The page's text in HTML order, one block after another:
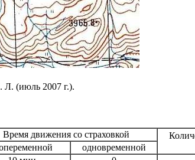
Л. (июль 2007 г.).
Время движения со страховкой
одновременной